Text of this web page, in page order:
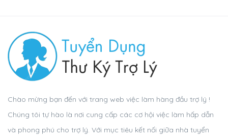
Chào mừng bạn đến với trang web việc làm hàng đầu trợ lý !
Chúng tôi tự hào là nơi cung cấp các cơ hội việc làm hấp dẫn
và phong phú cho trợ lý. Với mục tiêu kết nối giữa nhà tuyển